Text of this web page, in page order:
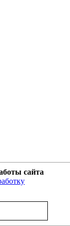
сайта